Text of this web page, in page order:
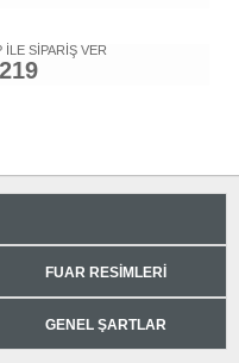
İLE SİPARİŞ VER
FUAR RESIMLERI
GENEL ŞARTLAR